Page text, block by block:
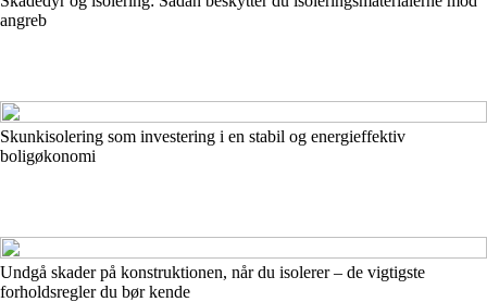
angreb
Skunkisolering som investering i en stabil og energieffektiv
boligøkonomi
Undgå skader på konstruktionen, når du isolerer – de vigtigste
forholdsregler du bør kende